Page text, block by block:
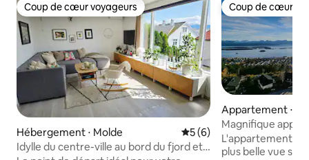
Coup de cœur voyageurs
Coup de cœur voyageurs
Hébergement ⋅ Molde Évaluation moyenne sur
5 (6)
Idylle du centre-ville au bord du fjord et
Coup de cœur
Coup de cœur
Appartement ⋅
Magnifique
vue panoramique
L'appartement
plus belle vue sur